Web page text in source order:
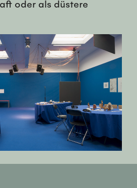
oder als düstere